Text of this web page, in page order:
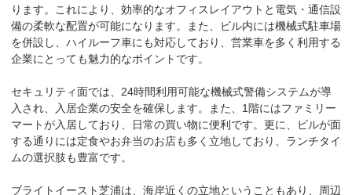
ります。これにより、効率的なオフィスレイアウトと電気・通信設
備の柔軟な配置が可能になります。また、ビル内には機械式駐車場
を併設し、ハイルーフ車にも対応しており、営業車を多く利用する
企業にとっても魅力的なポイントです。
セキュリティ面では、24時間利用可能な機械式警備システムが導
入され、入居企業の安全を確保します。また、1階にはファミリー
マートが入居しており、日常の買い物に便利です。更に、ビルが面
する通りには定食やお弁当のお店も多く立地しており、ランチタイ
ムの選択肢も豊富です。
ブライトイースト芝浦は、海岸近くの立地ということもあり、周辺